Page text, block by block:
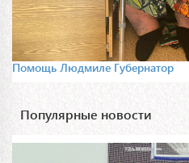
Помощь Людмиле Губернатор
Популярные новости